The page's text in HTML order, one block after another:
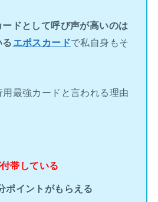
ードとして呼び声が高いのは
エポスカードで私自身もそ
用最強カードと言われる理由
付帯している
ポイントがもらえる